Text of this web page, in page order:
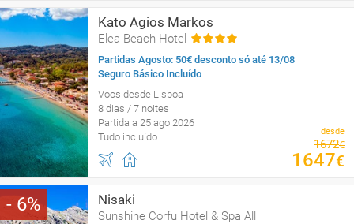
Kato Agios Markos
Elea Beach Hotel
Partidas Agosto: 50€ desconto só até 13/08
Seguro Básico Incluído
Voos desde Lisboa
8 dias / 7 noites
Partida a 25 ago 2026
Tudo incluído
desde
1672€
1647€
6 Nisaki
Sunshine Corfu Hotel & Spa All